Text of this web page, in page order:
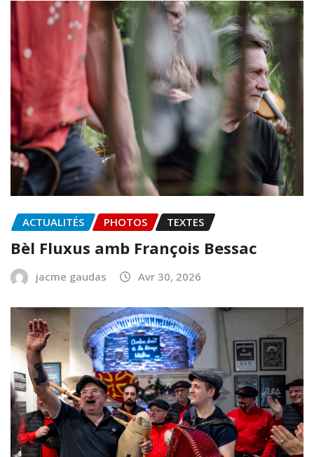
ACTUALITÉS PHOTOS TEXTES
Bèl Fluxus amb François Bessac
jacme gaudas Avr 30, 2026